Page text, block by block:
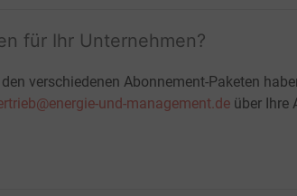
für Ihr Unternehmen?
verschiedenen Abonnement-Paketen
und-management.de über Ihre